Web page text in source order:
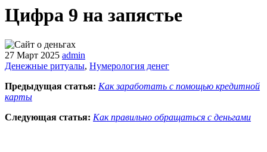
Цифра 9 на запястье
27 Март 2025 admin
Денежные ритуалы, Нумерология денег
Предыдущая статья: Как заработать с помощью кредитной
карты
Следующая статья: Как правильно обращаться с деньгами